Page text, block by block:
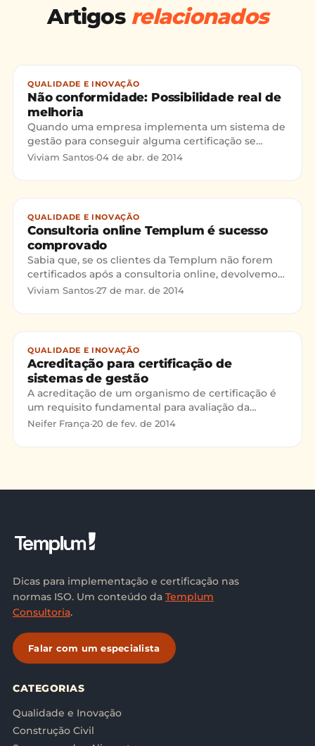
Artigos relacionados
QUALIDADE E INOVAÇÃO
Não conformidade: Possibilidade real de
melhoria
Quando uma empresa implementa um sistema de
gestão para conseguir alguma certificação se
depara com não conformidades às normas. Isso é
Viviam Santos·04 de abr. de 2014
QUALIDADE E INOVAÇÃO
Consultoria online Templum é sucesso
comprovado
Sabia que, se os clientes da Templum não forem
certificados após a consultoria online, devolvemos
o dinheiro? O melhor é que nunca tivemos que
Viviam Santos·27 de mar. de 2014
QUALIDADE E INOVAÇÃO
Acreditação para certificação de
sistemas de gestão
A acreditação de um organismo de certificação é
um requisito fundamental para avaliação da
competência deste serviço. O órgão acreditador
Neifer França·20 de fev. de 2014
Dicas para implementação e certificação nas
normas ISO. Um conteúdo da Templum
Consultoria.
Falar com um especialista
CATEGORIAS
Qualidade e Inovação
Construção Civil